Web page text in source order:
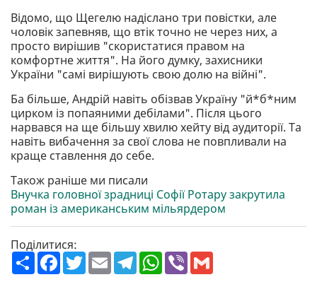
Відомо, що Щегелю надіслано три повістки, але
чоловік запевняв, що втік точно не через них, а
просто вирішив "скористатися правом на
комфортне життя". На його думку, захисники
України "самі вирішують свою долю на війні".
Ба більше, Андрій навіть обізвав Україну "й*б*ним
цирком із попаяними дебілами". Після цього
нарвався на ще більшу хвилю хейту від аудиторії. Та
навіть вибачення за свої слова не повпливали на
краще ставлення до себе.
Також раніше ми писали
Внучка головної зрадниці Софії Ротару закрутила
роман із американським мільярдером
Поділитися:
П
о
F
a
T
w
E
m
T
e
W
h
V